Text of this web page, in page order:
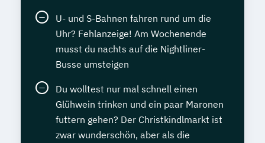
U- und S-Bahnen fahren rund um die
Uhr? Fehlanzeige! Am Wochenende
musst du nachts auf die Nightliner-
Busse umsteigen
Du wolltest nur mal schnell einen
Glühwein trinken und ein paar Maronen
futtern gehen? Der Christkindlmarkt ist
zwar wunderschön, aber als die